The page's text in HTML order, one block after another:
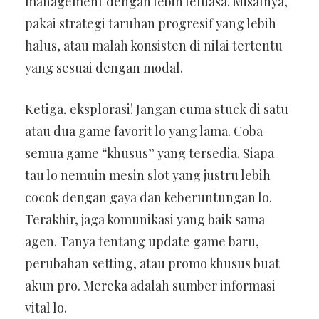
pakai strategi taruhan progresif yang lebih
halus, atau malah konsisten di nilai tertentu
yang sesuai dengan modal.
Ketiga, eksplorasi! Jangan cuma stuck di satu
atau dua game favorit lo yang lama. Coba
semua game “khusus” yang tersedia. Siapa
tau lo nemuin mesin slot yang justru lebih
cocok dengan gaya dan keberuntungan lo.
Terakhir, jaga komunikasi yang baik sama
agen. Tanya tentang update game baru,
perubahan setting, atau promo khusus buat
akun pro. Mereka adalah sumber informasi
vital lo.